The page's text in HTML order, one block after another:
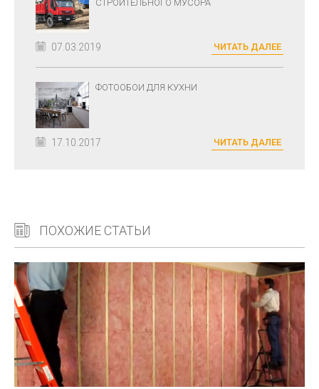
СТРОИТЕЛЬНОГО МУСОРА
07.03.2019 ЧИТАТЬ ДАЛЕЕ
ФОТООБОИ ДЛЯ КУХНИ
17.10.2017 ЧИТАТЬ ДАЛЕЕ
ПОХОЖИЕ СТАТЬИ